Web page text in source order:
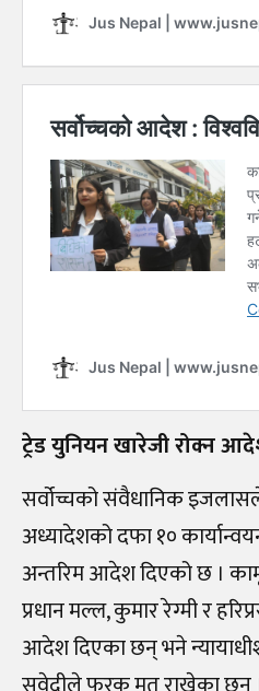
ट्रेड युनियन खारेजी रोक्न
सर्वोच्चको संवैधानिक
अध्यादेशको दफा १०
अन्तरिम आदेश दिएको छ । कामू
प्रधान मल्ल, कुमार रेग्मी र
आदेश दिएका छन् भने न्यायाधीश